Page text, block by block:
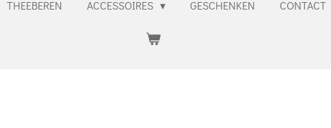
THEEBEREN ACCESSOIRES GESCHENKEN CONTACT